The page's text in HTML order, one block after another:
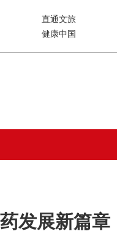
直通文旅
健康中国
发展新篇章